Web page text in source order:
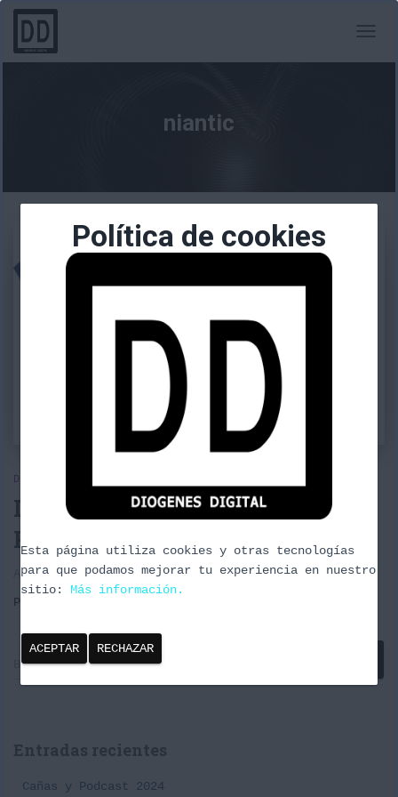
MODO
niantic
DIOGENES DIGITAL
Diógenes Digital 3×08:
PokemonGO
Audio en el que hablamos de PokémonGO.
Por
r
Buscar …
Entradas recientes
Cañas y Podcast 2024
Política de cookies
Esta página utiliza cookies y otras tecnologías
para que podamos mejorar tu experiencia en nuestro
sitio: Más información.
ACEPTAR RECHAZAR